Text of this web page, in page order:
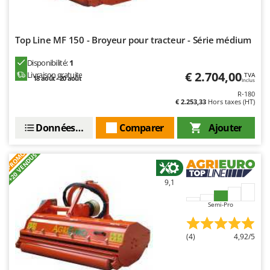
Masterpro
McCulloch
MCH
Minox
Mockmill
MOVA
Mowox
MTD
Top Line MF 150 - Broyeur pour tracteur - Série médium
Disponibilité:1
Livraison gratuite
18 août - 20 août € 2.704,00 TVA
Inclus
R-180
€ 2.253,33 Hors taxes (HT)
Ajouter
Comparer
Données techniques
PROMO
+20 VENDUS 9,1
Semi-Pro
(4) 4,92/5